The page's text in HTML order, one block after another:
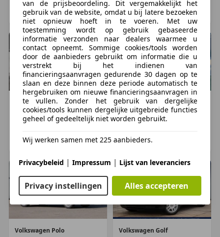
Modelcode:9N, 9N3
Technische informatie
Koppel:126 Nm
Tankinhoud:45 liter
Acceleratie (0-100):
Topsnelheid:168 km/u
Maten
Afmetingen (LxBxH):399 x 165 x 147 cm
Wielbasis:
245 cm
Laadvermogen: 572 kg
GVW:1.600 kg
Max. trekgewicht:1.000 kg (ongeremd 500 kg)
Staat
Aantal sleutels:2
TWELLO, NL
OCHTEN, NL
Volkswagen Golf
€ 8.950
UITHOORN, NL
VolkswagenGolf
€ 7.950
TWELLO, NL
Volkswagen Polo Volkswagen Golf
van de prijsbeoordeling. Dit vergemakkelijkt het
gebruik van de website, omdat u bij latere bezoeken
niet opnieuw hoeft in te voeren. Met uw
toestemming wordt op gebruik gebaseerde
informatie verzonden naar dealers waarmee u
contact opneemt. Sommige cookies/tools worden
door de aanbieders gebruikt om informatie die u
verstrekt bij het indienen van
financieringsaanvragen gedurende 30 dagen op te
slaan en deze binnen deze periode automatisch te
hergebruiken om nieuwe financieringsaanvragen in
te vullen. Zonder het gebruik van dergelijke
cookies/tools kunnen dergelijke uitgebreide functies
geheel of gedeeltelijk niet worden gebruikt.
Wij werken samen met 225 aanbieders.
Privacybeleid | Impressum | Lijst van leveranciers
Privacy instellingen Alles accepteren